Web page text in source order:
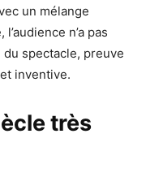
un mélange
n’a pas
spectacle, preuve
inventive.
très